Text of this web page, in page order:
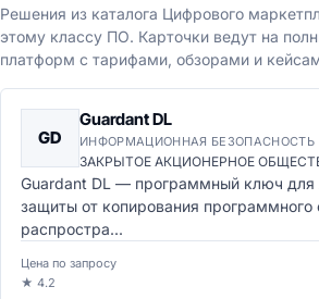
Решения из каталога Цифрового
этому классу ПО. Карточки ведут на
платформ с тарифами, обзорами и
GD
Guardant DL
ИНФОРМАЦИОННАЯ БЕЗОПАСНОСТЬ
ЗАКРЫТОЕ АКЦИОНЕРНОЕ
Guardant DL — программный ключ для
защиты от копирования программного
распростра...
Цена по запросу
★ 4.2